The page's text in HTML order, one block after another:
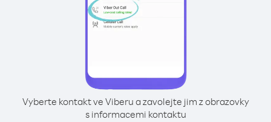
Vyberte kontakt ve Viberu a zavolejte jim z obrazovky
s informacemi kontaktu